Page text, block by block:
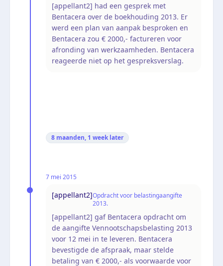
[appellant2] had een gesprek met
Bentacera over de boekhouding 2013. Er
werd een plan van aanpak besproken en
Bentacera zou € 2000,- factureren voor
afronding van werkzaamheden. Bentacera
reageerde niet op het gespreksverslag.
8 maanden, 1 week later
7 mei 2015
[appellant2]Opdracht voor belastingaangifte
2013.
[appellant2] gaf Bentacera opdracht om
de aangifte Vennootschapsbelasting 2013
voor 12 mei in te leveren. Bentacera
bevestigde de afspraak, maar stelde
betaling van € 2000,- als voorwaarde voor